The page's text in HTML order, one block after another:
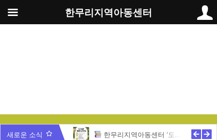
새로운 소식
가족과 함께 하는 송년잔치 한무리지역아동센터 ‘도서관 개관식’ 안내
한무리지역아동센터